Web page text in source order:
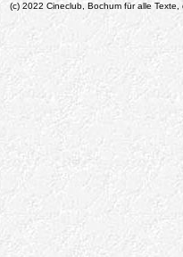
(c) 2022 Cineclub, Bochum für alle